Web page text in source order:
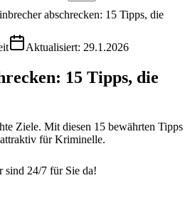
abschrecken: 15 Tipps, die
Aktualisiert: 29.1.2026
15 Tipps, die
Ziele. Mit diesen 15 bewährten Tipps
für Kriminelle.
sind 24/7 für Sie da!